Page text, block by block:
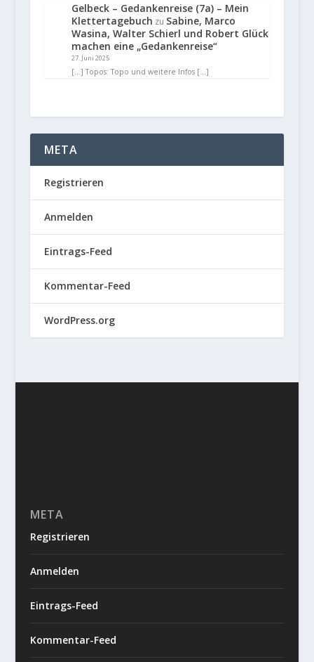
Gelbeck – Gedankenreise (7a) – Mein
Klettertagebuch zu Sabine, Marco
Wasina, Walter Schierl und Robert Glück
machen eine „Gedankenreise“
27. Juni 2025
[…] Topos: Topo und weitere Infos […]
META
Registrieren
Anmelden
Eintrags-Feed
Kommentar-Feed
WordPress.org
META
Registrieren
Anmelden
Eintrags-Feed
Kommentar-Feed